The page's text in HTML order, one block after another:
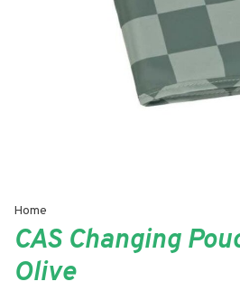
Home
CAS Changing
Olive